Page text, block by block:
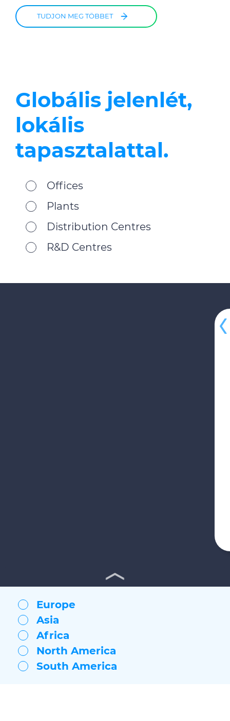
TUDJON MEG TÖBBET
Globális jelenlét,
lokális
tapasztalattal.
Offices
Plants
Distribution Centres
R&D Centres
Europe
Asia
Africa
North America
South America